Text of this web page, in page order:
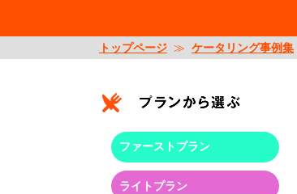
トップページ ≫ ケータリング事例集
ファーストプラン
ライトプラン